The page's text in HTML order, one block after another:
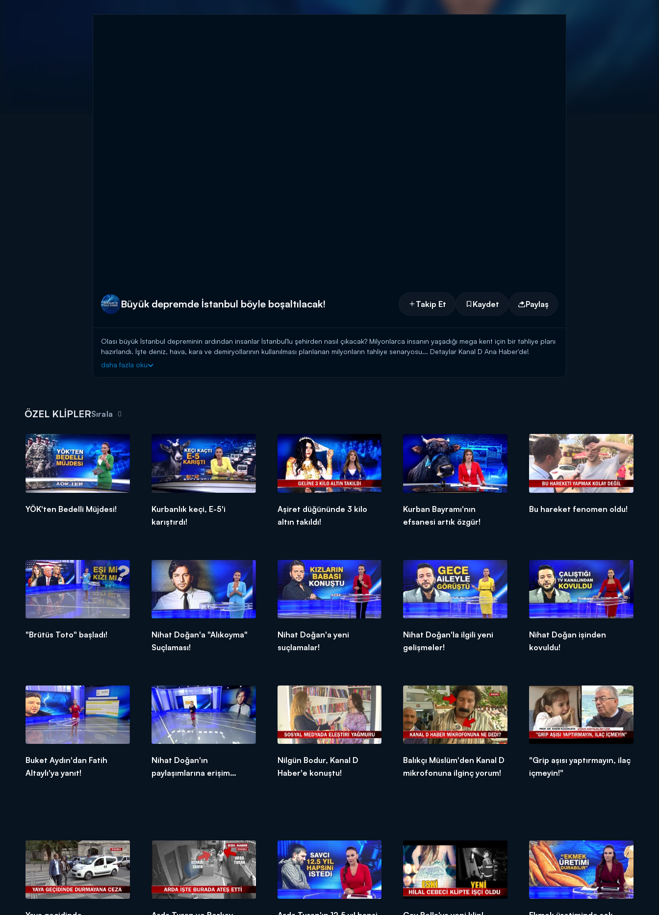
Büyük depremde İstanbul böyle boşaltılacak! Takip Et Kaydet Paylaş
Olası büyük İstanbul depreminin ardından insanlar İstanbul'lu şehirden nasıl çıkacak? Milyonlarca insanın yaşadığı mega kent için bir tahliye planı
hazırlandı. İşte deniz, hava, kara ve demiryollarının kullanılması planlanan milyonların tahliye senaryosu... Detaylar Kanal D Ana Haber'de!
daha fazla oku
ÖZEL KLİPLERSırala
YÖK'ten Bedelli Müjdesi!
Kurbanlık keçi, E-5'i
karıştırdı!
Aşiret düğününde 3 kilo
altın takıldı!
Kurban Bayramı'nın
efsanesi artık özgür!
Bu hareket fenomen oldu!
"Brütüs Toto" başladı!
Nihat Doğan'a "Alıkoyma"
Suçlaması!
Nihat Doğan'a yeni
suçlamalar!
Nihat Doğan'la ilgili yeni
gelişmeler!
Nihat Doğan işinden
kovuldu!
Buket Aydın'dan Fatih
Altaylı'ya yanıt!
Nihat Doğan'ın
paylaşımlarına erişim
Nilgün Bodur, Kanal D
Haber'e konuştu!
Balıkçı Müslüm'den Kanal D
mikrofonuna ilginç yorum!
"Grip aşısı yaptırmayın, ilaç
içmeyin!"